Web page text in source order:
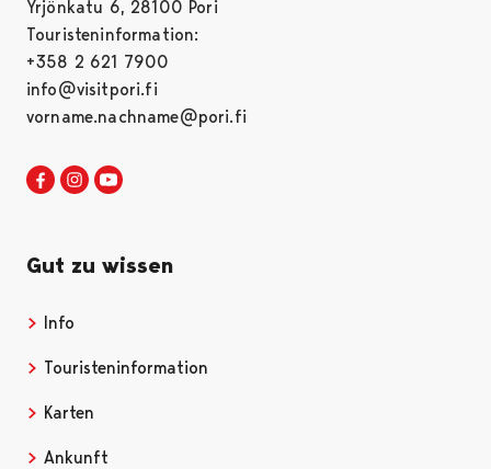
Yrjönkatu 6, 28100 Pori
Touristeninformation:
+358 2 621 7900
info@visitpori.fi
vorname.nachname@pori.fi
Visit Pori in Facebook
Opens in a new tab
Visit Pori in Instagram
Opens in a new tab
Gut zu wissen
Info
Touristeninformation
Karten
Ankunft